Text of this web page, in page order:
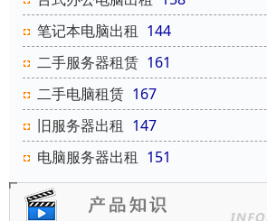
笔记本电脑出租 144
二手服务器租赁 161
二手电脑租赁 167
旧服务器出租 147
电脑服务器出租 151